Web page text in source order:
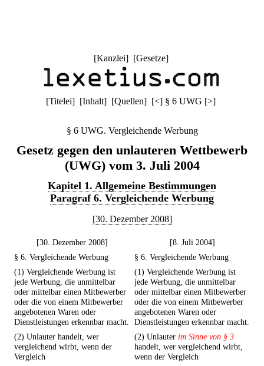
[Kanzlei] [Gesetze]
[Titelei] [Inhalt] [Quellen] [<] § 6 UWG [>]
§ 6 UWG. Vergleichende Werbung
Gesetz gegen den unlauteren Wettbewerb
(UWG) vom 3. Juli 2004
Kapitel 1. Allgemeine Bestimmungen
Paragraf 6. Vergleichende Werbung
[30. Dezember 2008]
[30. Dezember 2008]
[8. Juli 2004]
§ 6. Vergleichende Werbung
§ 6. Vergleichende Werbung
(1) Vergleichende Werbung ist
jede Werbung, die unmittelbar
oder mittelbar einen Mitbewerber
oder die von einem Mitbewerber
angebotenen Waren oder
Dienstleistungen erkennbar macht.
(1) Vergleichende Werbung ist
jede Werbung, die unmittelbar
oder mittelbar einen Mitbewerber
oder die von einem Mitbewerber
angebotenen Waren oder
Dienstleistungen erkennbar macht.
(2) Unlauter handelt, wer
vergleichend wirbt, wenn der
Vergleich
(2) Unlauter im Sinne von § 3
handelt, wer vergleichend wirbt,
wenn der Vergleich